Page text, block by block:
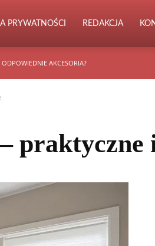
PRYWATNOŚCI REDAKCJA
AKCESORIA?
praktyczne